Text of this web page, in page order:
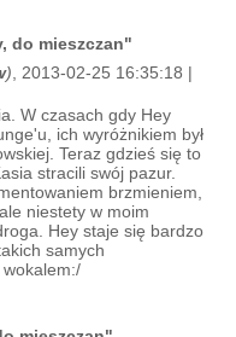
do mieszczan"
) , 2013-02-25 16:35:18 |
W czasach gdy Hey
ich wyróżnikiem był
Teraz gdzieś się to
stracili swój pazur.
brzmieniem,
niestety w moim
Hey staje się bardzo
samych
wokalem:/